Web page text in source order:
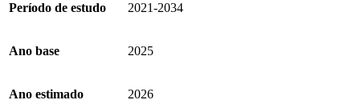
Período de estudo 2021-2034
Ano base 2025
Ano estimado 2026